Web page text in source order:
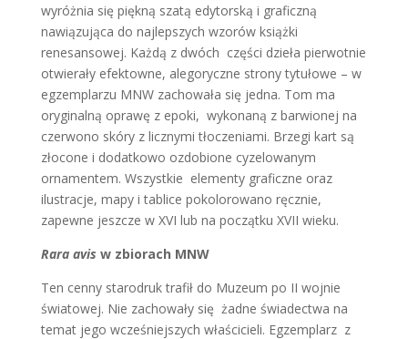
wyróżnia się piękną szatą edytorską i graficzną
nawiązująca do najlepszych wzorów książki
renesansowej. Każdą z dwóch części dzieła pierwotnie
otwierały efektowne, alegoryczne strony tytułowe – w
egzemplarzu MNW zachowała się jedna. Tom ma
oryginalną oprawę z epoki, wykonaną z barwionej na
czerwono skóry z licznymi tłoczeniami. Brzegi kart są
złocone i dodatkowo ozdobione cyzelowanym
ornamentem. Wszystkie elementy graficzne oraz
ilustracje, mapy i tablice pokolorowano ręcznie,
zapewne jeszcze w XVI lub na początku XVII wieku.
Rara avis w zbiorach MNW
Ten cenny starodruk trafił do Muzeum po II wojnie
światowej. Nie zachowały się żadne świadectwa na
temat jego wcześniejszych właścicieli. Egzemplarz z